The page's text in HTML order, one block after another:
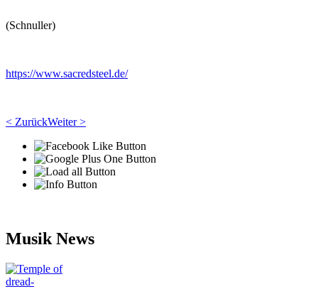
(Schnuller)
https://www.sacredsteel.de/
< ZurückWeiter >
Musik News